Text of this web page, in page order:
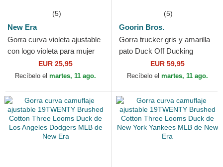
(5)
New Era
Gorra curva violeta ajustable
con logo violeta para mujer
9FORTY League Essential
de New York...
EUR 25,95
Recíbelo el martes, 11 ago.
(5)
Goorin Bros.
Gorra trucker gris y amarilla
pato Duck Off Ducking
Autocorrect Happy Thoughts
The Farm de Goorin...
EUR 59,95
Recíbelo el martes, 11 ago.